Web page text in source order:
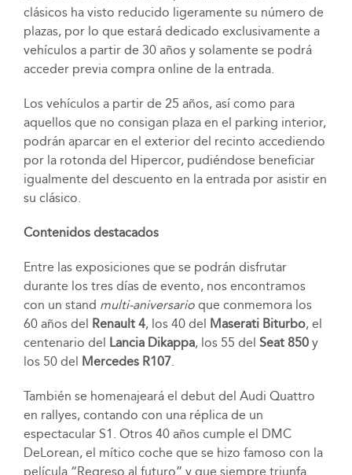
clásicos ha visto reducido ligeramente su número de
plazas, por lo que estará dedicado exclusivamente a
vehículos a partir de 30 años y solamente se podrá
acceder previa compra online de la entrada.
Los vehículos a partir de 25 años, así como para
aquellos que no consigan plaza en el parking interior,
podrán aparcar en el exterior del recinto accediendo
por la rotonda del Hipercor, pudiéndose beneficiar
igualmente del descuento en la entrada por asistir en
su clásico.
Contenidos destacados
Entre las exposiciones que se podrán disfrutar
durante los tres días de evento, nos encontramos
con un stand multi-aniversarioque conmemora los
60 años del Renault 4, los 40 del Maserati Biturbo, el
centenario del Lancia Dikappa, los 55 del Seat 850y
los 50 del Mercedes R107.
También se homenajeará el debut del Audi Quattro
en rallyes, contando con una réplica de un
espectacular S1. Otros 40 años cumple el DMC
DeLorean, el mítico coche que se hizo famoso con la
película “Regreso al futuro” y que siempre triunfa